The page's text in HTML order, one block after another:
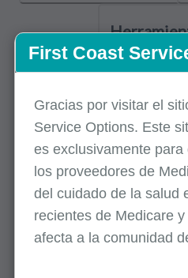
Lo último
First Coast
Gracias por visitar el
Service Options. Este
es exclusivamente para
los proveedores de
del cuidado de la salud
recientes de Medicare
afecta a la comunidad